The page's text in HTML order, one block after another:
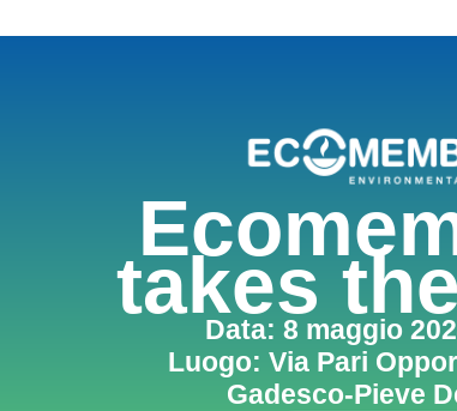
takes
Data: 8 maggio
Luogo: Via Pari
Gadesco-Pieve